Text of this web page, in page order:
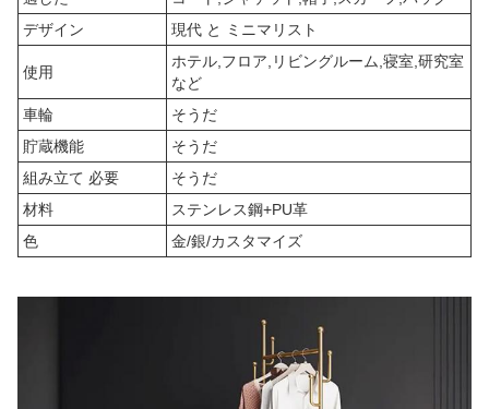
デザイン
現代 と ミニマリスト
使用
ホテル,フロア,リビングルーム,寝室,研究室
など
車輪
そうだ
貯蔵機能
そうだ
組み立て 必要
そうだ
材料
ステンレス鋼+PU革
色
金/銀/カスタマイズ